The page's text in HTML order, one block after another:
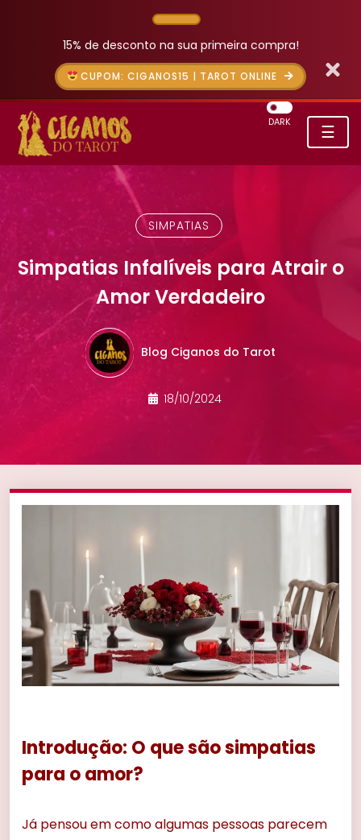
15% de desconto na sua primeira compra!
CUPOM: CIGANOS15 | TAROT ONLINE
☰
DARK
SIMPATIAS
Simpatias Infalíveis para Atrair o
Amor Verdadeiro
Blog Ciganos do Tarot
18/10/2024
Introdução: O que são simpatias
para o amor?
Já pensou em como algumas pessoas parecem